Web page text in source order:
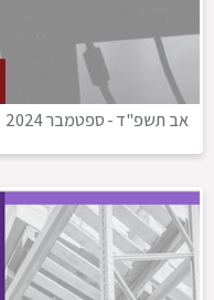
אב תשפ"ד-ספטמבר 2024